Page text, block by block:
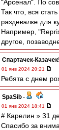
"Арсенал". По
Так что, вся
раздевалке для
Например,
другое,
Спартачек-Казачек!
01 янв 2024 20:21
Ребята с днем
SpaSib -
01 янв 2024 18:41
# Карелин » 31
Спасибо за